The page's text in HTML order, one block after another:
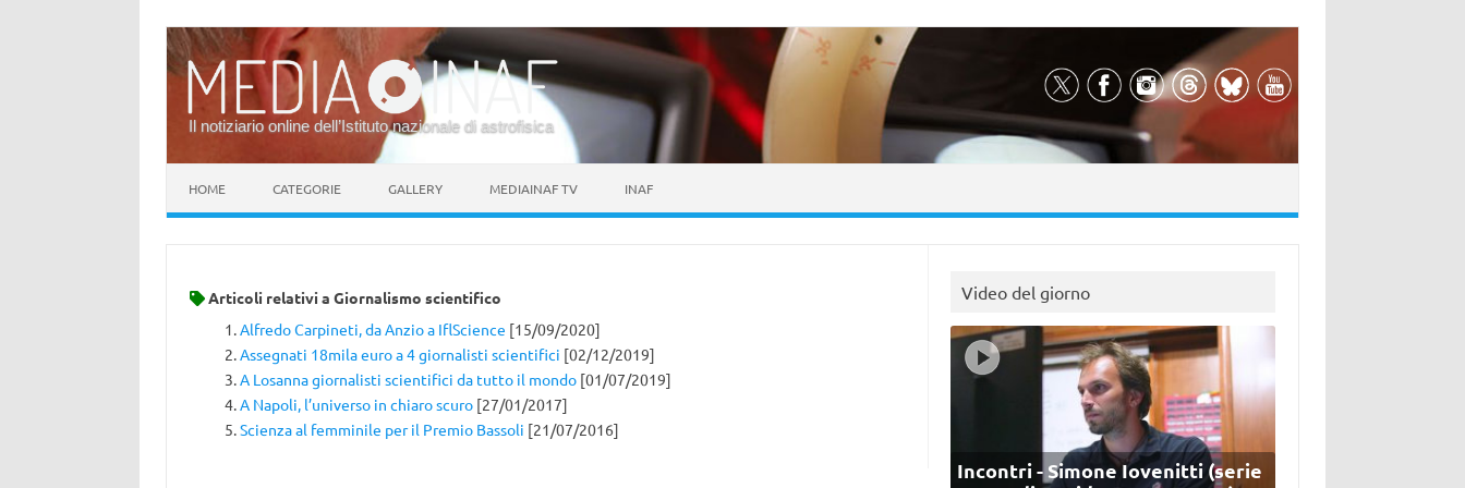
Il notiziario online dell’Istituto nazionale di astrofisica
HOME CATEGORIE GALLERY MEDIAINAF TV INAF
Articoli relativi a Giornalismo scientifico
Alfredo Carpineti, da Anzio a IflScience [15/09/2020]
Assegnati 18mila euro a 4 giornalisti scientifici [02/12/2019]
A Losanna giornalisti scientifici da tutto il mondo[01/07/2019]
A Napoli, l’universo in chiaro scuro[27/01/2017]
Scienza al femminile per il Premio Bassoli [21/07/2016]
Video del giorno
Incontri - Simone Iovenitti (serie